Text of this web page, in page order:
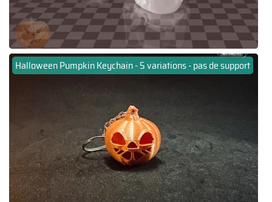
Halloween Pumpkin Keychain - 5 variations - pas de support